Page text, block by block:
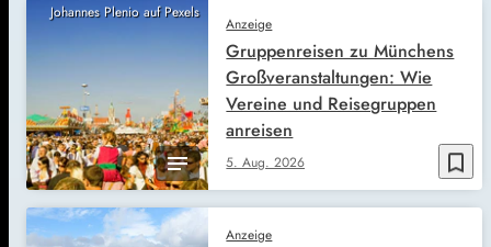
Johannes Plenio auf Pexels
bookmark_border
Anzeige
5. Aug. 2026
Gruppenreisen zu Münchens
Großveranstaltungen: Wie
Vereine und Reisegruppen
anreisen
Anzeige